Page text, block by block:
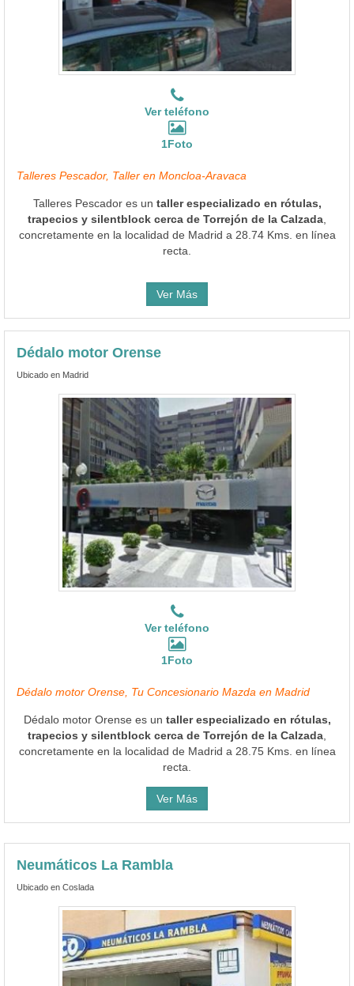
Ver teléfono
1Foto
Talleres Pescador, Taller en Moncloa-Aravaca
Talleres Pescador es un taller especializado en rótulas,
trapecios y silentblock cerca de Torrejón de la Calzada
concretamente en la localidad de Madrid a 28.74 Kms. en línea
recta.
Ver Más
Dédalo motor Orense
Ubicado en Madrid
Ver teléfono
1Foto
Dédalo motor Orense, Tu Concesionario Mazda en Madrid
Dédalo motor Orense es un taller especializado en rótulas,
trapecios y silentblock cerca de Torrejón de la Calzada
concretamente en la localidad de Madrid a 28.75 Kms. en línea
recta.
Ver Más
Neumáticos La Rambla
Ubicado en Coslada